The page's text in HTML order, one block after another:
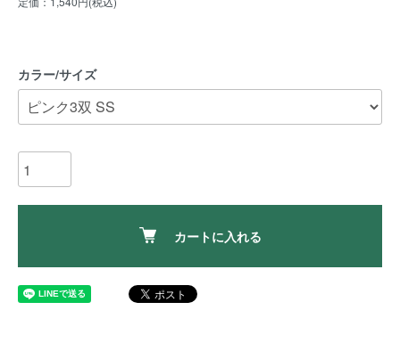
カラー/サイズ
カートに入れる